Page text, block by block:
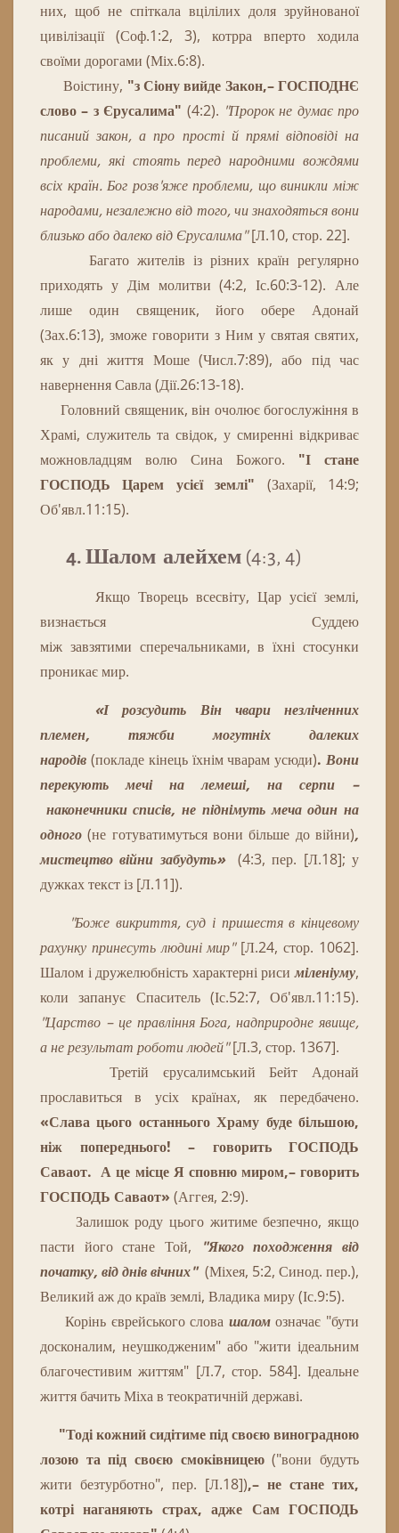
них, щоб не спіткала вцілілих доля зруйнованої
цивілізації (Соф.1:2, 3), котрра вперто ходила
своїми дорогами (Міх.6:8).
Воістину, "з Сіону вийде Закон,– ГОСПОДНЄ
слово – з Єрусалима" (4:2). "Пророк не думає про
писаний закон, а про прості й прямі відповіді на
проблеми, які стоять перед народними вождями
всіх країн. Бог розв'яже проблеми, що виникли між
народами, незалежно від того, чи знаходяться вони
близько або далеко від Єрусалима" [Л.10, стор. 22].
Багато жителів із різних країн регулярно
приходять у Дім молитви (4:2, Іс.60:3-12). Але
лише один священик, його обере Адонай
(Зах.6:13), зможе говорити з Ним у святая святих,
як у дні життя Моше (Числ.7:89), або під час
навернення Савла (Дії.26:13-18).
Головний священик, він очолює богослужіння в
Храмі, служитель та свідок, у смиренні відкриває
можновладцям волю Сина Божого.
"І стане
ГОСПОДЬ Царем усієї землі" (Захарії, 14:9;
Об'явл.11:15).
4. Шалом алейхем (4:3, 4)
Якщо Творець всесвіту, Цар усієї землі,
визнається
Суддею
між завзятими сперечальниками, в їхні стосунки
проникаємир.
«І розсудить Він чвари незліченних
племен, тяжби могутніх
далеких
народів (покладе кінець їхнім чварам усюди).Вони
перекують мечі на лемеші, на серпи –
наконечники списів, не піднімуть меча один на
одного (не готуватимуться вони більше до війни),
мистецтво війни забудуть» (4:3, пер. [Л.18]; у
дужках текст із [Л.11]).
"Боже викриття, суд і пришестя в кінцевому
рахунку принесуть людині мир" [Л.24, стор. 1062].
Шалом і дружелюбність характерні рисиміленіуму,
коли запанує Спаситель (Іс.52:7, Об'явл.11:15).
"Царство – це правління Бога, надприродне явище,
а не результат роботи людей" [Л.3, стор. 1367].
Третій єрусалимський Бейт Адонай
прославиться в усіх країнах, як передбачено.
«Слава цього останнього Храму буде більшою,
ніж попереднього! – говорить ГОСПОДЬ
Саваот. А це місце Я сповню миром,– говорить
ГОСПОДЬ Саваот» (Аггея, 2:9).
Залишок роду цього житиме безпечно, якщо
пасти його стане Той,
"Якого походження від
початку, від днів вічних" (Міхея, 5:2, Синод. пер.),
Великий аж до країв землі, Владика миру (Іс.9:5).
Корінь єврейського слова шалом означає "бути
досконалим, неушкодженим" або "жити ідеальним
благочестивим життям" [Л.7, стор. 584]. Ідеальне
життя бачить Міха в теократичній державі.
"Тоді кожний сидітиме під своєю виноградною
лозою та під своєю смоківницею("вони будуть
жити безтурботно", пер. [Л.18]),– не стане тих,
котрі наганяють страх, адже Сам ГОСПОДЬ